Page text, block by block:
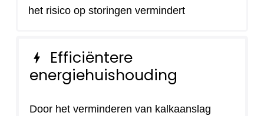
het risico op storingen vermindert
bolt
Efficiëntere
energiehuishouding
Door het verminderen van kalkaanslag